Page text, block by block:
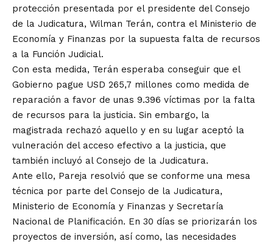
protección presentada por el presidente del Consejo
de la Judicatura, Wilman Terán, contra el Ministerio de
Economía y Finanzas por la supuesta falta de recursos
a la Función Judicial.
Con esta medida, Terán esperaba conseguir que el
Gobierno pague USD 265,7 millones como medida de
reparación a favor de unas 9.396 víctimas por la falta
de recursos para la justicia. Sin embargo, la
magistrada rechazó aquello y en su lugar aceptó la
vulneración del acceso efectivo a la justicia, que
también incluyó al Consejo de la Judicatura.
Ante ello, Pareja resolvió que se conforme una mesa
técnica por parte del Consejo de la Judicatura,
Ministerio de Economía y Finanzas y Secretaría
Nacional de Planificación. En 30 días se priorizarán los
proyectos de inversión, así como, las necesidades